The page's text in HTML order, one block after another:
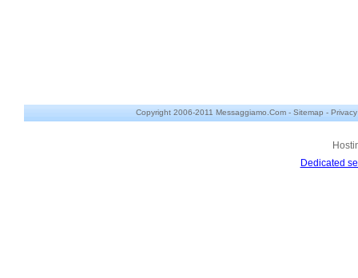
Copyright 2006-2011 Messaggiamo.Com - Sitemap - Privacy
Dedicated